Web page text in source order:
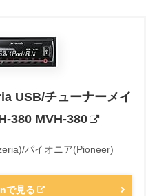
USB/チューナーメイ
380 MVH-380
パイオニア(Pioneer)
で見る